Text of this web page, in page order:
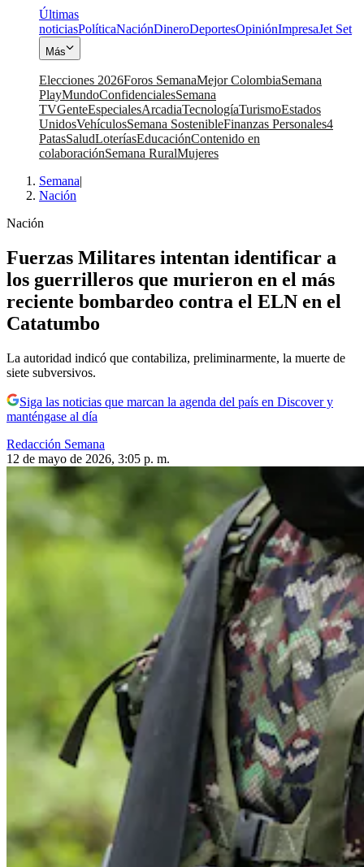
Últimas
noticiasPolíticaNaciónDineroDeportesOpiniónImpresaJet Set
Más
Elecciones 2026Foros SemanaMejor ColombiaSemana
PlayMundoConfidencialesSemana
TVGenteEspecialesArcadiaTecnologíaTurismoEstados
UnidosVehículosSemana SostenibleFinanzas Personales4
PatasSaludLoteríasEducaciónContenido en
colaboraciónSemana RuralMujeres
Semana|
Nación
Nación
Fuerzas Militares intentan identificar a
los guerrilleros que murieron en el más
reciente bombardeo contra el ELN en el
Catatumbo
La autoridad indicó que contabiliza, preliminarmente, la muerte de
siete subversivos.
Siga las noticias que marcan la agenda del país en Discover y
manténgase al día
Redacción Semana
12 de mayo de 2026, 3:05 p. m.